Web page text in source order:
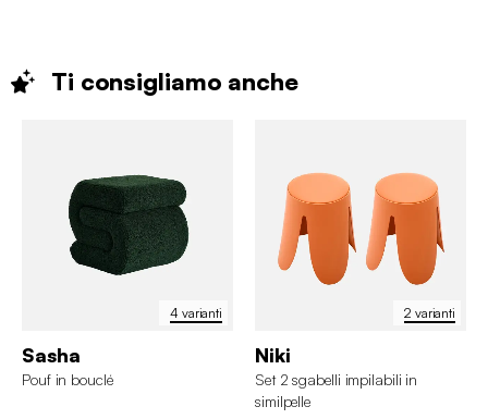
Ti consigliamo anche
4 varianti
Sasha
Pouf in bouclé
2 varianti
Niki
Set 2 sgabelli impilabili in
similpelle